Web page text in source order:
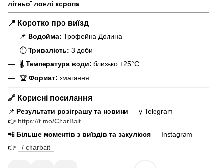
літньої ловлі коропа
📍 Коротко про виїзд
📌 Водойма: Трофейна Долина
⏱Тривалість: 3 доби
🌡 Температура води: близько +25°C
🏆 Формат: змагання
🔗 Корисні посилання
📌 Результати розіграшу та новини — у Telegram
👉 https://t.me/CharBait
📲 Більше моментів з виїздів та закулісся — Instagram
👉
/ charbait